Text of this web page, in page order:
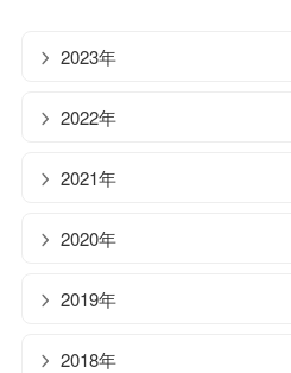
2023年
2022年
2021年
2020年
2019年
2018年